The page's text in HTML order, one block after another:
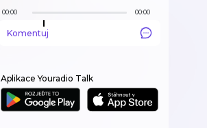
00:00 00:00
Komentuj
Aplikace Youradio Talk